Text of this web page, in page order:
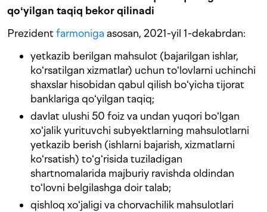
qoʻyilgan taqiq bekor qilinadi
Prezidentfarmoniga asosan, 2021-yil 1-dekabrdan:
yetkazib berilgan mahsulot (bajarilgan ishlar,
koʻrsatilgan xizmatlar) uchun toʻlovlarni uchinchi
shaxslar hisobidan qabul qilish boʻyicha tijorat
banklariga qoʻyilgan taqiq;
davlat ulushi 50 foiz va undan yuqori boʻlgan
xoʻjalik yurituvchi subyektlarning mahsulotlarni
yetkazib berish (ishlarni bajarish, xizmatlarni
koʻrsatish) toʻgʻrisida tuziladigan
shartnomalarida majburiy ravishda oldindan
toʻlovni belgilashga doir talab;
qishloq xoʻjaligi va chorvachilik mahsulotlari